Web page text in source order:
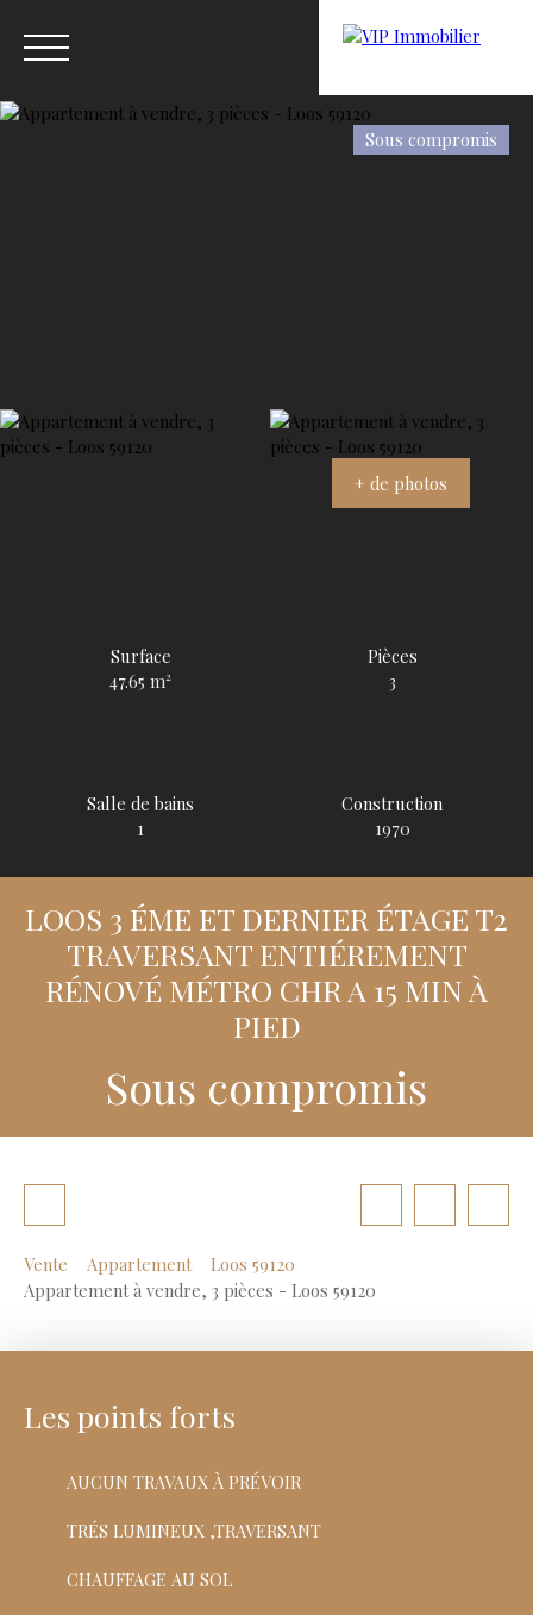
Estimation
Sous compromis
+ de photos
Surface
47.65m²
Pièces
3
Salle de bains
1
Construction
1970
LOOS 3 ÉME ET DERNIER ÉTAGE T2
TRAVERSANT ENTIÉREMENT
RÉNOVÉ MÉTRO CHR A 15 MIN À
PIED
Sous compromis
Vente Appartement
Loos 59120
Appartement à vendre, 3 pièces - Loos 59120
Les points forts
AUCUN TRAVAUX À PRÉVOIR
TRÉS LUMINEUX ,TRAVERSANT
CHAUFFAGE AU SOL